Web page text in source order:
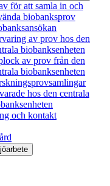
för att samla in och
biobanksprov
av prov hos den
biobanksenheten
av prov från den
biobanksenheten
hos den centrala
och kontakt